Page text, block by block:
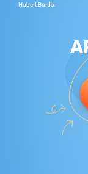
Hubert Burda.